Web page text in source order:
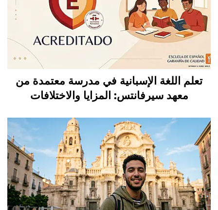
تعلم اللغة الإسبانية في مدرسة معتمدة من
معهد سيرفانتس: المزايا والاختلافات